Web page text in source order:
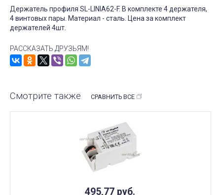
Держатель профиля SL-LINIA62-F. В комплекте 4 держателя,
4 винтовых пары. Материал - сталь. Цена за комплект
держателей 4шт.
РАССКАЗАТЬ ДРУЗЬЯМ!
Смотрите также СРАВНИТЬ ВСЕ
495,77 руб.